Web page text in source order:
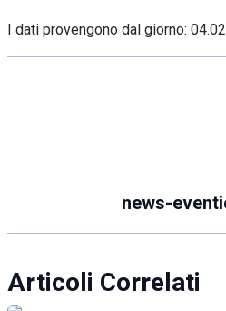
I dati provengono dal giorno:
news-
Articoli Correlati